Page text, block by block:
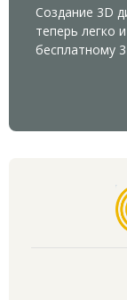
Создание 3D
теперь легко
бесплатному